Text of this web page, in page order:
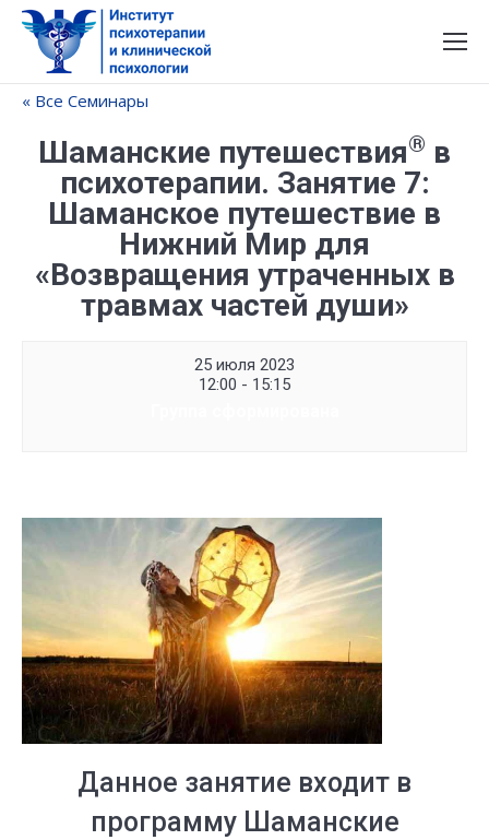
« Все Семинары
Шаманские путешествия® в
психотерапии. Занятие 7:
Шаманское путешествие в
Нижний Мир для
«Возвращения утраченных в
травмах частей души»
25 июля 2023
12:00 - 15:15
Данное занятие входит в
программу Шаманские